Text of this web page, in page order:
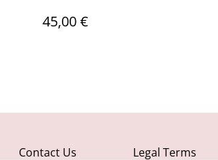
45,00 €
Contact Us Legal Terms